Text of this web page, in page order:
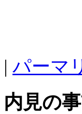
| パーマ
内見の